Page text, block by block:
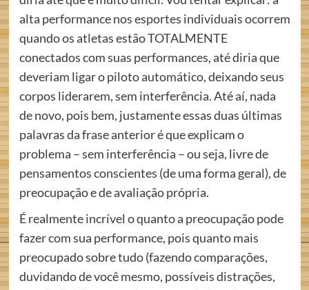
alta performance nos esportes individuais ocorrem
quando os atletas estão TOTALMENTE
conectados com suas performances, até diria que
deveriam ligar o piloto automático, deixando seus
corpos liderarem, sem interferência. Até aí, nada
de novo, pois bem, justamente essas duas últimas
palavras da frase anterior é que explicam o
problema – sem interferência – ou seja, livre de
pensamentos conscientes (de uma forma geral), de
preocupação e de avaliação própria.
É realmente incrível o quanto a preocupação pode
fazer com sua performance, pois quanto mais
preocupado sobre tudo (fazendo comparações,
duvidando de você mesmo, possíveis distrações,